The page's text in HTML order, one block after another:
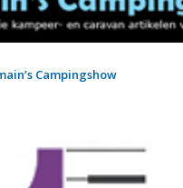
Campingshow